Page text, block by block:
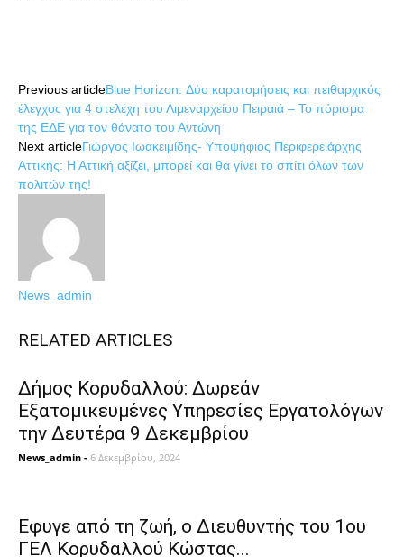
Previous articleBlue Horizon: Δύο καρατομήσεις και πειθαρχικός
έλεγχος για 4 στελέχη του Λιμεναρχείου Πειραιά – Το πόρισμα
της ΕΔΕ για τον θάνατο του Αντώνη
Next articleΓιώργος Ιωακειμίδης- Υποψήφιος Περιφερειάρχης
Αττικής: Η Αττική αξίζει, μπορεί και θα γίνει το σπίτι όλων των
πολιτών της!
News_admin
RELATED ARTICLES
Δήμος Κορυδαλλού: Δωρεάν
Εξατομικευμένες Υπηρεσίες Eργατολόγων
την Δευτέρα 9 Δεκεμβρίου
News_admin - 6 Δεκεμβρίου, 2024
Εφυγε από τη ζωή, ο Διευθυντής του 1ου
ΓΕΛ Κορυδαλλού Κώστας...